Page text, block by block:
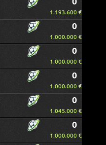
1.193.600 €
0
1.000.000 €
0
1.000.000 €
0
1.000.000 €
0
1.045.000 €
0
1.000.000 €